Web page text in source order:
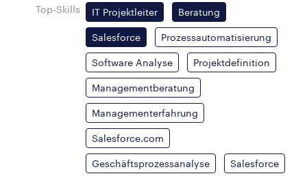
Top-Skills IT Projektleiter Beratung
Salesforce Prozessautomatisierung
Software Analyse Projektdefinition
Managementberatung
Managementerfahrung
Salesforce.com
Geschäftsprozessanalyse Salesforce